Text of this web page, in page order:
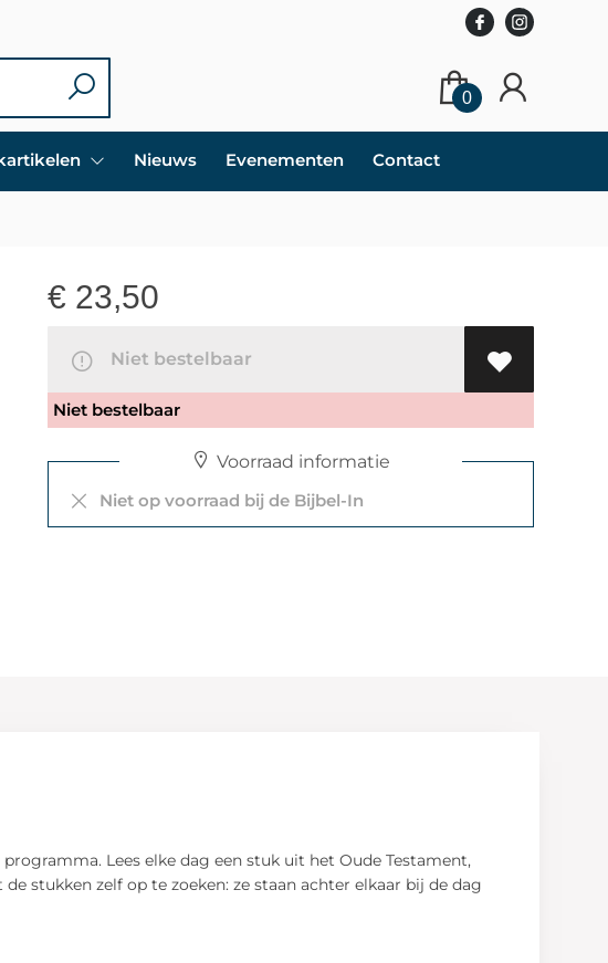
0
Nieuws Evenementen Contact
€ 23,50
Niet bestelbaar
Niet bestelbaar
Voorraad informatie
Niet op voorraad bij de Bijbel-In
Lees elke dag een stuk uit het Oude Testament,
stukken zelf op te zoeken: ze staan achter elkaar bij de dag